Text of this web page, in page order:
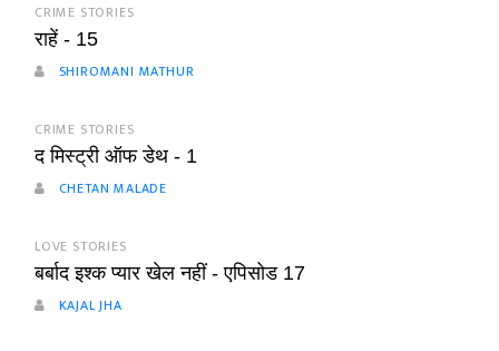
CRIME STORIES
राहें - 15
SHIROMANI MATHUR
CRIME STORIES
द मिस्ट्री ऑफ डेथ - 1
CHETAN MALADE
LOVE STORIES
बर्बाद इश्क प्यार खेल नहीं - एपिसोड 17
KAJAL JHA